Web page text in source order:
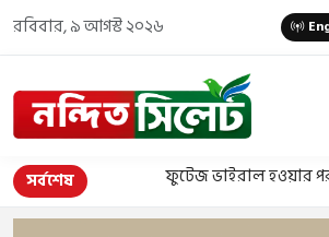
রবিবার, ৯ আগস্ট ২০২৬
সর্বশেষ ফুটেজ ভাইরাল হওয়ার পর